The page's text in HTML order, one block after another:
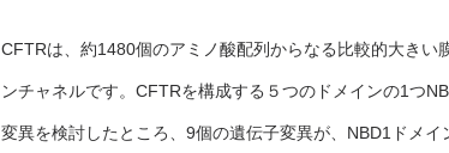
CFTRは、約1480個のアミノ酸配列からなる比較的大き
ンチャネルです。CFTRを構成する５つのドメインの1つ
変異を検討したところ、9個の遺伝子変異が、NBD1ドメ